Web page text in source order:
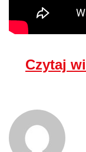
Czytaj